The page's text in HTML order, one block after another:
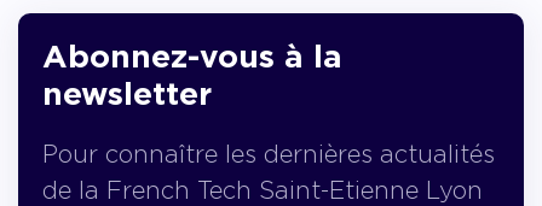
Abonnez-vous à la
newsletter
Pour connaître les dernières actualités
de la French Tech Saint-Etienne Lyon